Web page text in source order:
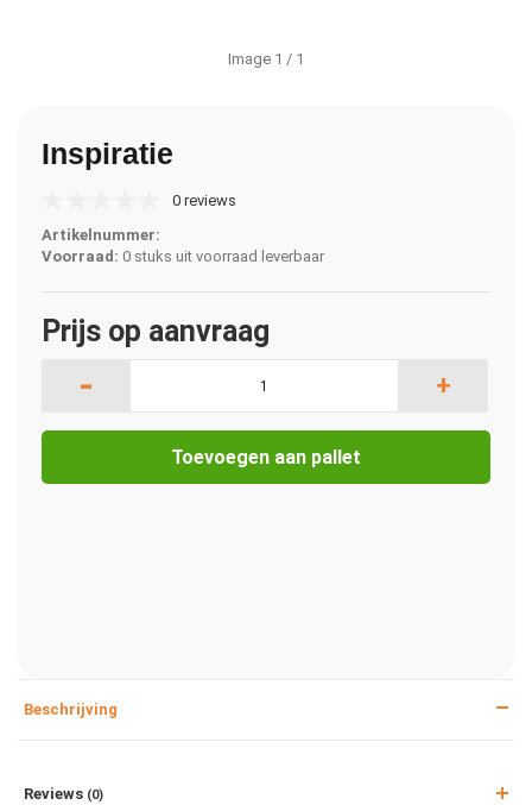
Image 1 / 1
Inspiratie
0 reviews
Artikelnummer:
Voorraad: 0 stuks uit voorraad leverbaar
Prijs op aanvraag
- +
Toevoegen aan pallet
Beschrijving
Reviews (0)